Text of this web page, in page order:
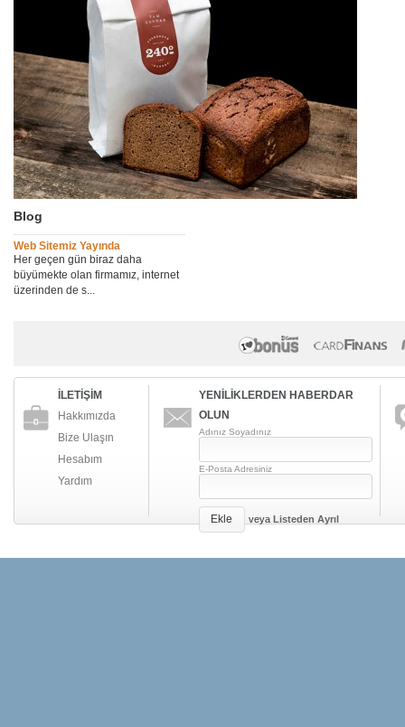
Blog
Web Sitemiz Yayında
Her geçen gün biraz daha
büyümekte olan firmamız, internet
üzerinden de s...
İLETİŞİM
Hakkımızda
Bize Ulaşın
Hesabım
Yardım
YENİLİKLERDEN HABERDAR
OLUN
Adınız Soyadınız
E-Posta Adresiniz
Ekle veya Listeden Ayrıl